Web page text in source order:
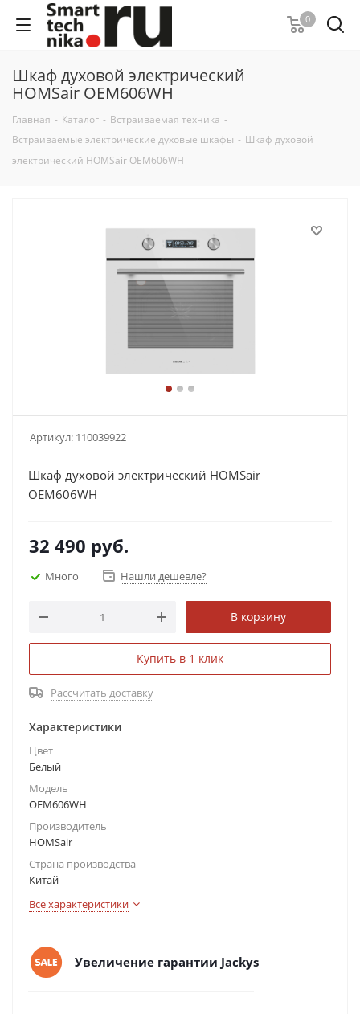
0
Шкаф духовой электрический
HOMSair OEM606WH
Главная - Каталог - Встраиваемая техника -
Встраиваемые электрические духовые шкафы - Шкаф духовой
электрический HOMSair OEM606WH
Артикул: 110039922
Шкаф духовой электрический HOMSair
OEM606WH
32 490 руб.
Много Нашли дешевле?
В корзину
Купить в 1 клик
Рассчитать доставку
Характеристики
Цвет
Белый
Модель
OEM606WH
Производитель
HOMSair
Страна производства
Китай
Все характеристики
Увеличение гарантии Jackys